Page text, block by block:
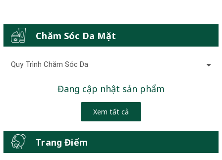
Chăm Sóc Da Mặt
Quy Trình Chăm Sóc Da
Đang cập nhật sản phẩm
Xem tất cả
Trang Điểm